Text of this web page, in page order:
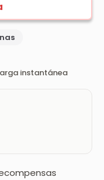
instantánea